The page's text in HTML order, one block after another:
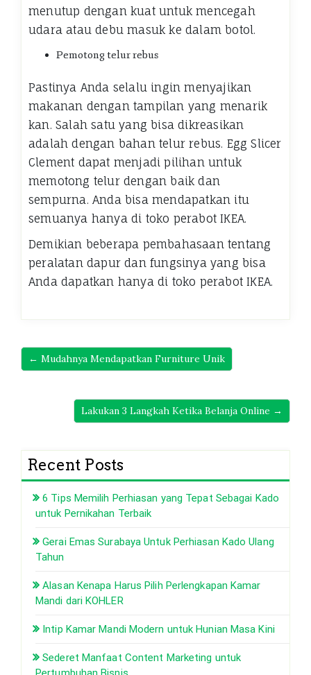
menutup dengan kuat untuk mencegah
udara atau debu masuk ke dalam botol.
Pemotong telur rebus
Pastinya Anda selalu ingin menyajikan
makanan dengan tampilan yang menarik
kan. Salah satu yang bisa dikreasikan
adalah dengan bahan telur rebus. Egg Slicer
Clement dapat menjadi pilihan untuk
memotong telur dengan baik dan
sempurna. Anda bisa mendapatkan itu
semuanya hanya di toko perabot IKEA.
Demikian beberapa pembahasaan tentang
peralatan dapur dan fungsinya yang bisa
Anda dapatkan hanya di toko perabot IKEA.
← Mudahnya Mendapatkan Furniture Unik
Lakukan 3 Langkah Ketika Belanja Online →
Recent Posts
6 Tips Memilih Perhiasan yang Tepat Sebagai Kado
untuk Pernikahan Terbaik
Gerai Emas Surabaya Untuk Perhiasan Kado Ulang
Tahun
Alasan Kenapa Harus Pilih Perlengkapan Kamar
Mandi dari KOHLER
Intip Kamar Mandi Modern untuk Hunian Masa Kini
Sederet Manfaat Content Marketing untuk